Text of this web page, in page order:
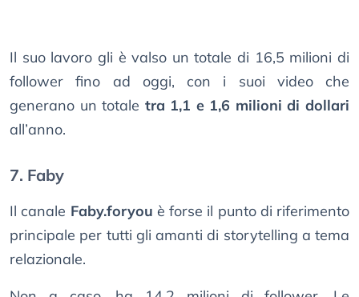
Il suo lavoro gli è valso un totale di 16,5 milioni di
follower fino ad oggi, con i suoi video che
generano un totale tra 1,1 e 1,6 milioni di dollari
all’anno.
7. Faby
Il canale Faby.foryou è forse il punto di riferimento
principale per tutti gli amanti di storytelling a tema
relazionale.